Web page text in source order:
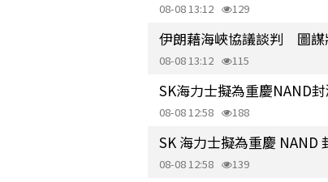
08-08 13:12 129
伊朗藉海峽協議談判 圖謀
08-08 13:12 115
SK海力士擬為重慶NAND
08-08 12:58 188
SK 海力士擬為重慶 NAND
08-08 12:58 139